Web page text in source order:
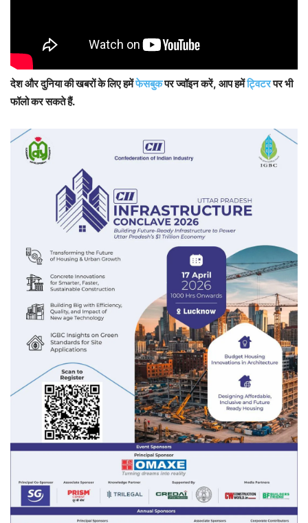
देश और दुनिया की खबरों के लिए हमेंफेसबुकपर ज्वॉइन करें, आप हमेंट्विटरपर भी
फॉलो कर सकते हैं.